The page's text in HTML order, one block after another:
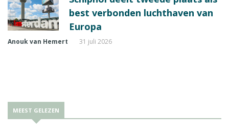
best verbonden luchthaven van
Europa
Anouk van Hemert 31 juli 2026
MEEST GELEZEN